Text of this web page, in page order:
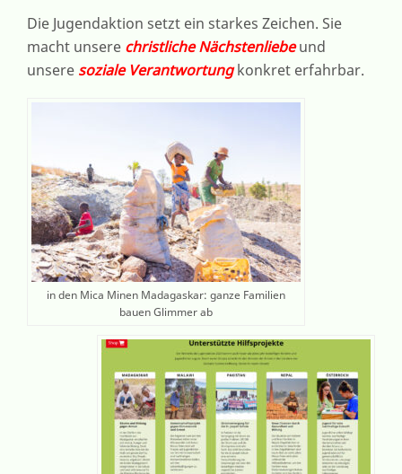
Die Jugendaktion setzt ein starkes Zeichen. Sie
macht unsere christliche Nächstenliebeund
unsere soziale Verantwortungkonkret erfahrbar.
in den Mica Minen Madagaskar: ganze Familien
bauen Glimmer ab